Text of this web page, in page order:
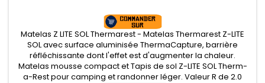
Matelas Z LITE SOL Thermarest - Matelas Thermarest Z-LITE
SOL avec surface aluminisée ThermaCapture, barrière
réfléchissante dont l'effet est d'augmenter la chaleur.
Matelas mousse compact et Tapis de sol Z-LITE SOL Therm-
a-Rest pour camping et randonner léger. Valeur R de 2.0